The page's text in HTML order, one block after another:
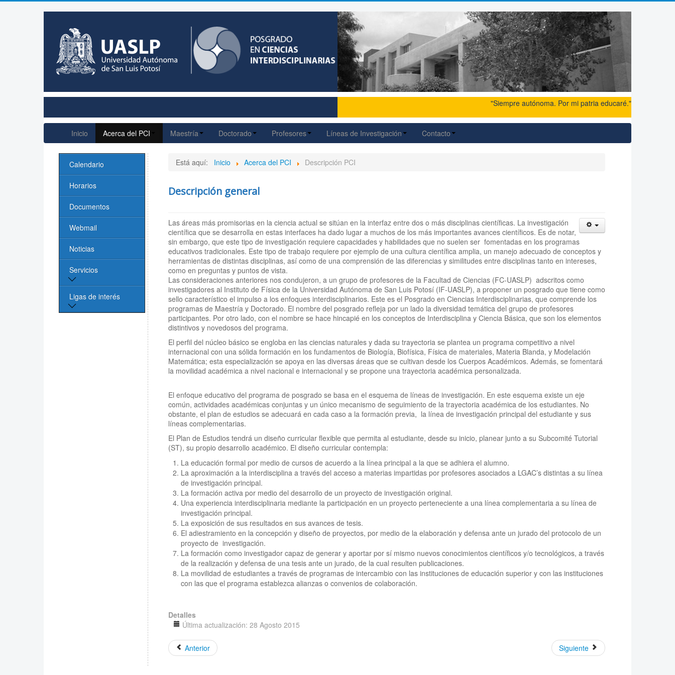
"Siempre autónoma. Por mi patria educaré."
Inicio Acerca del PCI Maestría Doctorado Profesores Líneas de Investigación Contacto
Calendario
Horarios
Documentos
Webmail
Noticias
Servicios
Biblioteca
Ligas de interés
Está aquí: Inicio Acerca del PCI Descripción PCI
Descripción general
Las áreas más promisorias en la ciencia actual se sitúan en la interfaz entre dos o más disciplinas científicas. La investigación
científica que se desarrolla en estas interfaces ha dado lugar a muchos de los más importantes avances científicos. Es de notar,
sin embargo, que este tipo de investigación requiere capacidades y habilidades que no suelen ser fomentadas en los programas
educativos tradicionales. Este tipo de trabajo requiere por ejemplo de una cultura científica amplia, un manejo adecuado de conceptos y
herramientas de distintas disciplinas, así como de una comprensión de las diferencias y similitudes entre disciplinas tanto en intereses,
como en preguntas y puntos de vista.
Las consideraciones anteriores nos condujeron, a un grupo de profesores de la Facultad de Ciencias (FC-UASLP) adscritos como
investigadores al Instituto de Física de la Universidad Autónoma de San Luis Potosí (IF-UASLP), a proponer un posgrado que tiene como
sello característico el impulso a los enfoques interdisciplinarios. Este es el Posgrado en Ciencias Interdisciplinarias, que comprende los
programas de Maestría y Doctorado. El nombre del posgrado refleja por un lado la diversidad temática del grupo de profesores
participantes. Por otro lado, con el nombre se hace hincapié en los conceptos de Interdisciplina y Ciencia Básica, que son los elementos
distintivos y novedosos del programa.
El perfil del núcleo básico se engloba en las ciencias naturales y dada su trayectoria se plantea un programa competitivo a nivel
internacional con una sólida formación en los fundamentos de Biología, Biofísica, Física de materiales, Materia Blanda, y Modelación
Matemática; esta especialización se apoya en las diversas áreas que se cultivan desde los Cuerpos Académicos. Además, se fomentará
la movilidad académica a nivel nacional e internacional y se propone una trayectoria académica personalizada.
El enfoque educativo del programa de posgrado se basa en el esquema de líneas de investigación. En este esquema existe un eje
común, actividades académicas conjuntas y un único mecanismo de seguimiento de la trayectoria académica de los estudiantes. No
obstante, el plan de estudios se adecuará en cada caso a la formación previa, la línea de investigación principal del estudiante y sus
líneas complementarias.
El Plan de Estudios tendrá un diseño curricular flexible que permita al estudiante, desde su inicio, planear junto a su Subcomité Tutorial
(ST), su propio desarrollo académico. El diseño curricular contempla:
La educación formal por medio de cursos de acuerdo a la línea principal a la que se adhiera el alumno.
La aproximación a la interdisciplina a través del acceso a materias impartidas por profesores asociados a LGAC’s distintas a su línea
de investigación principal.
La formación activa por medio del desarrollo de un proyecto de investigación original.
Una experiencia interdisciplinaria mediante la participación en un proyecto perteneciente a una línea complementaria a su línea de
investigación principal.
La exposición de sus resultados en sus avances de tesis.
El adiestramiento en la concepción y diseño de proyectos, por medio de la elaboración y defensa ante un jurado del protocolo de un
proyecto de investigación.
La formación como investigador capaz de generar y aportar por sí mismo nuevos conocimientos científicos y/o tecnológicos, a través
de la realización y defensa de una tesis ante un jurado, de la cual resulten publicaciones.
La movilidad de estudiantes a través de programas de intercambio con las instituciones de educación superior y con las instituciones
con las que el programa establezca alianzas o convenios de colaboración.
Detalles
Última actualización: 28 Agosto 2015
Anterior Siguiente